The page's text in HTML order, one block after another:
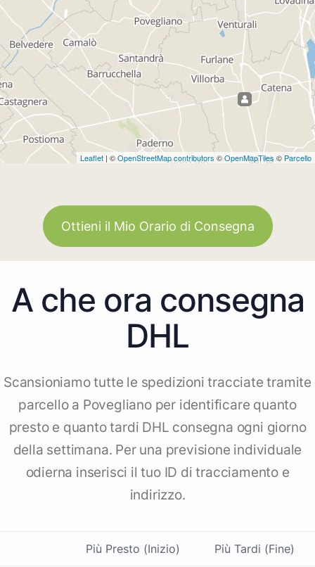
Leaflet | ©OpenStreetMap contributors ©OpenMapTiles © Parcello
Ottieni il Mio Orario di Consegna
A che ora consegna
DHL
Scansioniamo tutte le spedizioni tracciate tramite
parcello a Povegliano per identificare quanto
presto e quanto tardi DHL consegna ogni giorno
della settimana. Per una previsione individuale
odierna inserisci il tuo ID di tracciamento e
indirizzo.
Più Presto (Inizio) Più Tardi (Fine)